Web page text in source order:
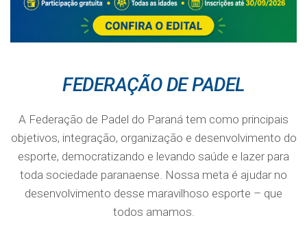
FEDERAÇÃO DE PADEL
A Federação de Padel do Paraná tem como principais
objetivos, integração, organização e desenvolvimento do
esporte, democratizando e levando saúde e lazer para
toda sociedade paranaense. Nossa meta é ajudar no
desenvolvimento desse maravilhoso esporte – que
todos amamos.